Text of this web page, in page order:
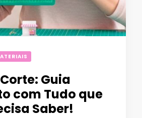
Guia
com Tudo que
Saber!